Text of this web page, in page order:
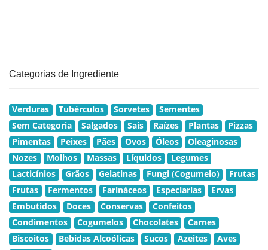
Categorias de Ingrediente
Verduras Tubérculos Sorvetes
Sementes
Sem Categoria
Salgados Sais Raízes Plantas
Pizzas
Pimentas
Peixes Pães Ovos Óleos
Oleaginosas
Nozes
Molhos Massas Líquidos
Legumes
Lacticínios
Grãos Gelatinas Fungi (Cogumelo)
Frutas
Frutas
Fermentos Farináceos Especiarias
Ervas
Embutidos
Doces Conservas
Confeitos
Condimentos
Cogumelos Chocolates
Carnes
Biscoitos
Bebidas Alcoólicas Sucos Azeites
Aves